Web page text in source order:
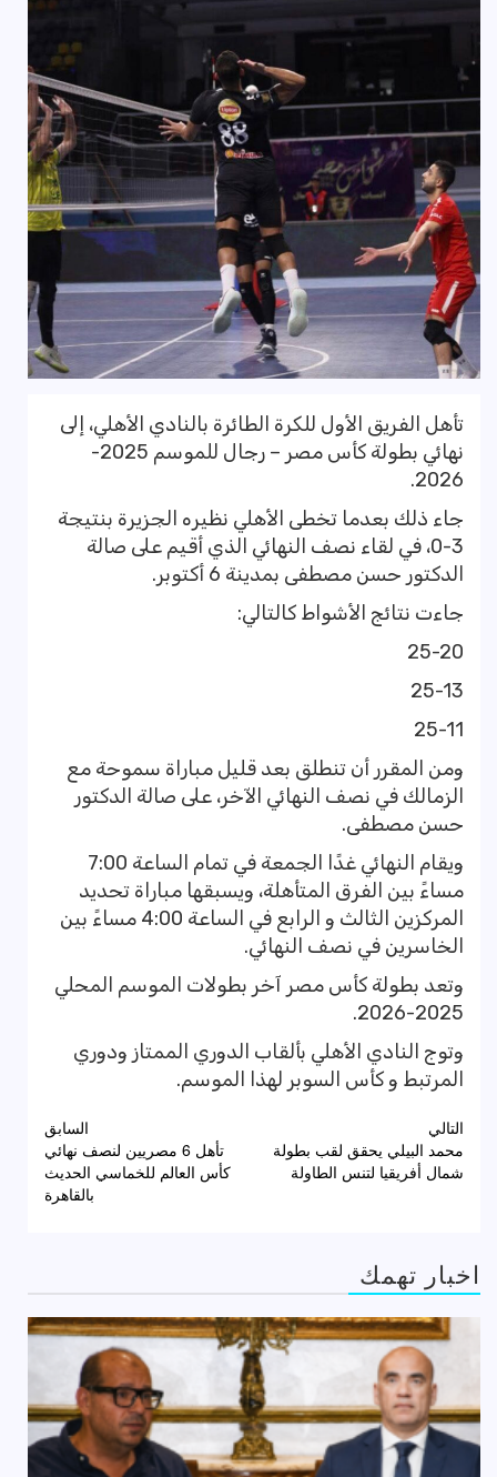
تأهل الفريق الأول للكرة الطائرة بالنادي الأهلي، إلى
نهائي بطولة كأس مصر – رجال للموسم 2025-
2026.
جاء ذلك بعدما تخطى الأهلي نظيره الجزيرة بنتيجة
3-0، في لقاء نصف النهائي الذي أقيم على صالة
الدكتور حسن مصطفى بمدينة 6 أكتوبر.
جاءت نتائج الأشواط كالتالي:
25-20
25-13
25-11
ومن المقرر أن تنطلق بعد قليل مباراة سموحة مع
الزمالك في نصف النهائي الآخر، على صالة الدكتور
حسن مصطفى.
ويقام النهائي غدًا الجمعة في تمام الساعة 7:00
مساءً بين الفرق المتأهلة، ويسبقها مباراة تحديد
المركزين الثالث و الرابع في الساعة 4:00 مساءً بين
الخاسرين في نصف النهائي.
وتعد بطولة كأس مصر آخر بطولات الموسم المحلي
2025-2026.
وتوج النادي الأهلي بألقاب الدوري الممتاز ودوري
المرتبط و كأس السوبر لهذا الموسم.
تصفّح
المقالات
السابق
تأهل 6 مصريين لنصف نهائي
كأس العالم للخماسي الحديث
بالقاهرة
التالي
محمد البيلي يحقق لقب بطولة
شمال أفريقيا لتنس الطاولة
اخبار تهمك